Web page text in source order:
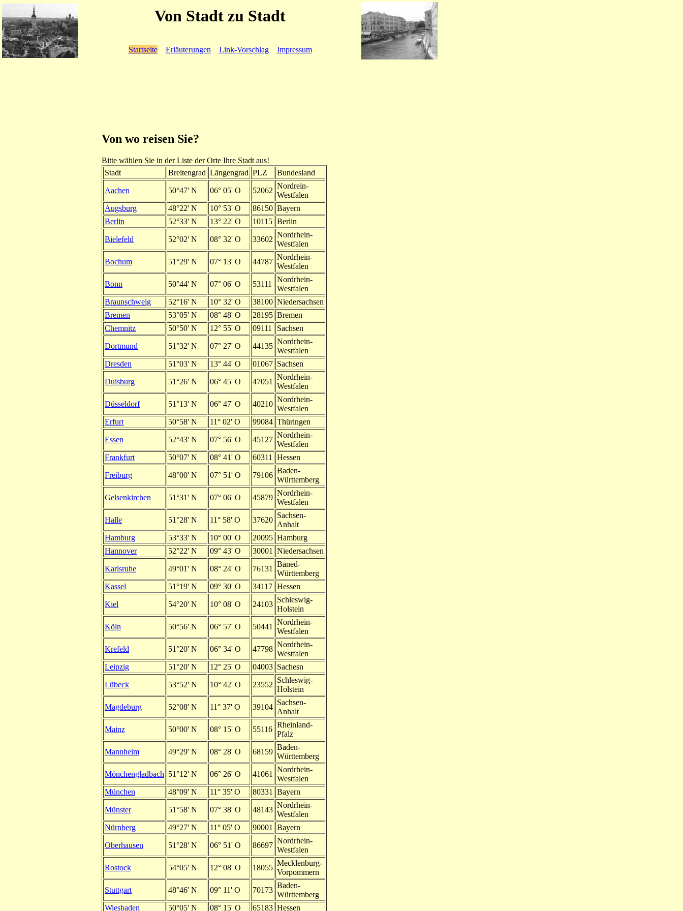
Von Stadt zu Stadt
Startseite Erläuterungen Link-Vorschlag Impressum
Von wo reisen Sie?
Bitte wählen Sie in der Liste der Orte Ihre Stadt aus!
Stadt
Breitengrad Längengrad PLZ Bundesland
Aachen 50°47' N 06° 05' O 52062
Nordrein-
Westfalen
Augsburg
48°22' N 10° 53' O 86150 Bayern
Berlin
52°33' N 13° 22' O 10115 Berlin
Bielefeld 52°02' N 08° 32' O 33602
Nordrhein-
Westfalen
Bochum 51°29' N 07° 13' O 44787
Nordrhein-
Westfalen
Bonn 50°44' N 07° 06' O 53111
Nordrhein-
Westfalen
Braunschweig
52°16' N 10° 32' O 38100 Niedersachsen
Bremen
53°05' N 08° 48' O 28195 Bremen
Chemnitz
50°50' N 12° 55' O 09111 Sachsen
Dortmund 51°32' N 07° 27' O 44135
Nordrhein-
Westfalen
Dresden
51°03' N 13° 44' O 01067 Sachsen
Duisburg 51°26' N 06° 45' O 47051
Nordrhein-
Westfalen
Düsseldorf 51°13' N 06° 47' O 40210
Nordrhein-
Westfalen
Erfurt
50°58' N 11° 02' O 99084 Thüringen
Essen 52°43' N 07° 56' O 45127
Nordrhein-
Westfalen
Frankfurt
50°07' N 08° 41' O 60311 Hessen
Freiburg 48°00' N 07° 51' O 79106
Baden-
Württemberg
Gelsenkirchen 51°31' N 07° 06' O 45879
Nordrhein-
Westfalen
Halle 51°28' N 11° 58' O 37620
Sachsen-
Anhalt
Hamburg
53°33' N 10° 00' O 20095 Hamburg
Hannover
52°22' N 09° 43' O 30001 Niedersachsen
Karlsruhe 49°01' N 08° 24' O 76131
Baned-
Württemberg
Kassel
51°19' N 09° 30' O 34117 Hessen
Kiel 54°20' N 10° 08' O 24103
Schleswig-
Holstein
Köln 50°56' N 06° 57' O 50441
Nordrhein-
Westfalen
Krefeld 51°20' N 06° 34' O 47798
Nordrhein-
Westfalen
Leipzig
51°20' N 12° 25' O 04003 Sachesn
Lübeck 53°52' N 10° 42' O 23552
Schleswig-
Holstein
Magdeburg 52°08' N 11° 37' O 39104
Sachsen-
Anhalt
Mainz 50°00' N 08° 15' O 55116
Rheinland-
Pfalz
Mannheim 49°29' N 08° 28' O 68159
Baden-
Württemberg
Mönchengladbach 51°12' N 06° 26' O 41061
Nordrhein-
Westfalen
München
48°09' N 11° 35' O 80331 Bayern
Münster 51°58' N 07° 38' O 48143
Nordrhein-
Westfalen
Nürnberg
49°27' N 11° 05' O 90001 Bayern
Oberhausen 51°28' N 06° 51' O 86697
Nordrhein-
Westfalen
Rostock 54°05' N 12° 08' O 18055
Mecklenburg-
Vorpommern
Stuttgart 48°46' N 09° 11' O 70173
Baden-
Württemberg
Wiesbaden
50°05' N 08° 15' O 65183 Hessen